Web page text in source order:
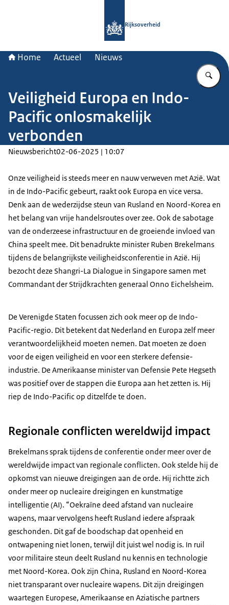
Rijksoverheid
Home Actueel Nieuws
Veiligheid Europa en Indo-
Pacific onlosmakelijk
verbonden
Nieuwsbericht02-06-2025 | 10:07
Onze veiligheid is steeds meer en nauw verweven met Azië. Wat
in de Indo-Pacific gebeurt, raakt ook Europa en vice versa.
Denk aan de wederzijdse steun van Rusland en Noord-Korea en
het belang van vrije handelsroutes over zee. Ook de sabotage
van de onderzeese infrastructuur en de groeiende invloed van
China speelt mee. Dit benadrukte minister Ruben Brekelmans
tijdens de belangrijkste veiligheidsconferentie in Azië. Hij
bezocht deze Shangri-La Dialogue in Singapore samen met
Commandant der Strijdkrachten generaal Onno Eichelsheim.
De Verenigde Staten focussen zich ook meer op de Indo-
Pacific-regio. Dit betekent dat Nederland en Europa zelf meer
verantwoordelijkheid moeten nemen. Dat moeten ze doen
voor de eigen veiligheid en voor een sterkere defensie-
industrie. De Amerikaanse minister van Defensie Pete Hegseth
was positief over de stappen die Europa aan het zetten is. Hij
riep de Indo-Pacific op ditzelfde te doen.
Regionale conflicten wereldwijd impact
Brekelmans sprak tijdens de conferentie onder meer over de
wereldwijde impact van regionale conflicten. Ook stelde hij de
opkomst van nieuwe dreigingen aan de orde. Hij richtte zich
onder meer op nucleaire dreigingen en kunstmatige
intelligentie (AI). “Oekraïne deed afstand van nucleaire
wapens, maar vervolgens heeft Rusland iedere afspraak
geschonden. Dit gaf de boodschap dat openheid en
ontwapening niet lonen, terwijl dit juist wel nodig is. In ruil
voor militaire steun deelt Rusland nu kennis en technologie
met Noord-Korea. Ook zijn China, Rusland en Noord-Korea
niet transparant over nucleaire wapens. Dit zijn dreigingen
waartegen Europese, Amerikaanse en Aziatische partners